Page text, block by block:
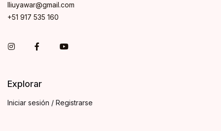
lliuyawar@gmail.com
+51 917 535 160
InstagramFacebookYou Tube
Explorar
Iniciar sesión / Registrarse